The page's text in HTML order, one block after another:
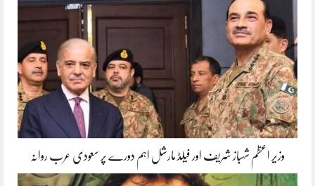
وزیر اعظم شہباز شریف اور فیلڈ مارشل اہم دورے پر سعودی عرب روانہ